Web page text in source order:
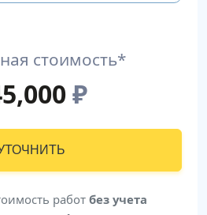
стоимость*
₽
работ без учета